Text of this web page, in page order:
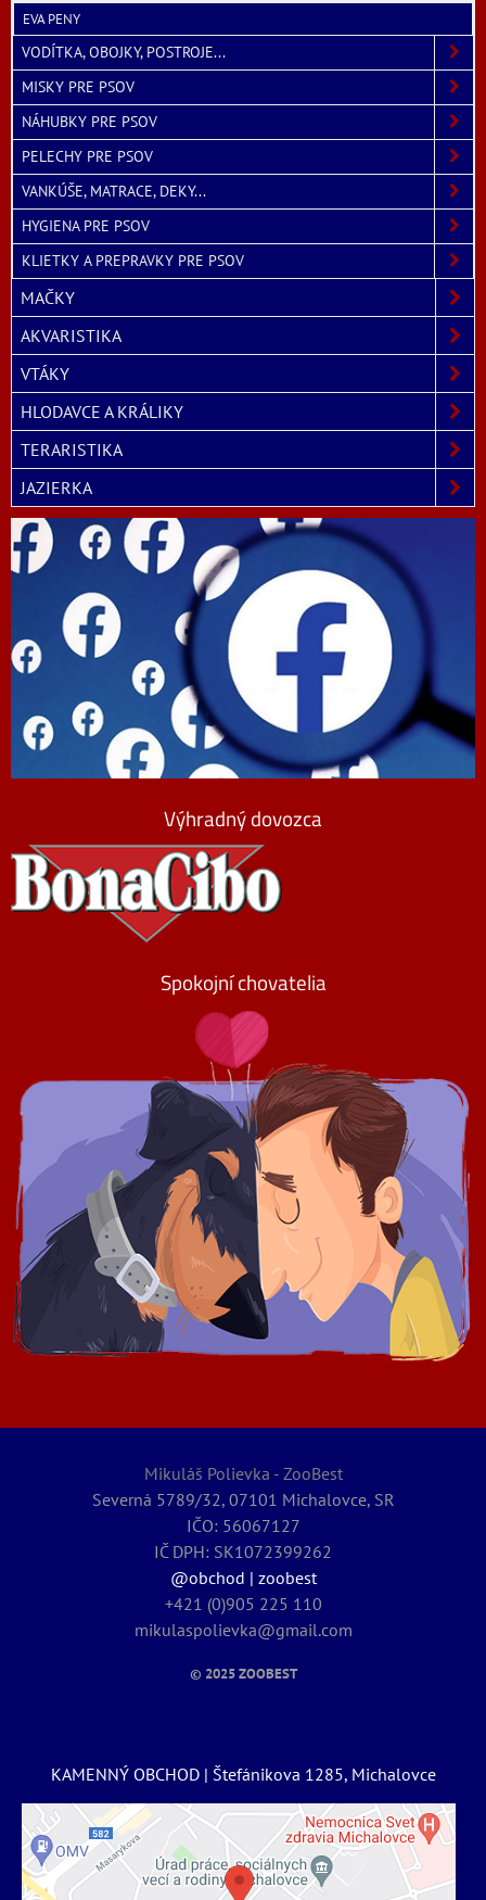
EVA PENY
VODÍTKA, OBOJKY, POSTROJE...
MISKY PRE PSOV
NÁHUBKY PRE PSOV
PELECHY PRE PSOV
VANKÚŠE, MATRACE, DEKY...
HYGIENA PRE PSOV
KLIETKY A PREPRAVKY PRE PSOV
MAČKY
AKVARISTIKA
VTÁKY
HLODAVCE A KRÁLIKY
TERARISTIKA
JAZIERKA
Výhradný dovozca
Spokojní chovatelia
Mikuláš Polievka - ZooBest
Severná 5789/32, 07101 Michalovce, SR
IČO: 56067127
IČ DPH: SK1072399262
@obchod | zoobest
+421 (0)905 225 110
mikulaspolievka@gmail.com
© 2025ZOOBEST
KAMENNÝ OBCHOD | Štefánikova 1285, Michalovce